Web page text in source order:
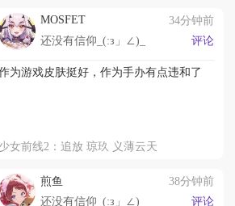
MOSFET
34分钟前
还没有信仰_(:з」∠)_
评论
为游戏皮肤挺好，作为手办有点违和了
少女前线2：追放 琼玖 义薄云天
煎鱼
38分钟前
还没有信仰_(:з」∠)_
评论